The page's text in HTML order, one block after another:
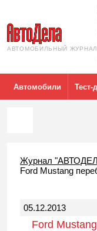
АВТОМОБИЛЬНЫЙ ЖУРНАЛ
Автомобили
Журнал
Ford Mustang
05.12.2013
Ford